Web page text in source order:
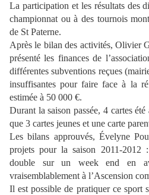
La participation et les résultats des
championnat ou à des tournois
de St Paterne.
Après le bilan des activités, Olivier
présenté les finances de
différentes subventions reçues
insuffisantes pour faire face à la
estimée à 50 000 €.
Durant la saison passée, 4 cartes
que 3 cartes jeunes et une carte
Les bilans approuvés, Évelyne
projets pour la saison 2011-2012
double sur un week end en
vraisemblablement à l’Ascension
Il est possible de pratiquer ce sport